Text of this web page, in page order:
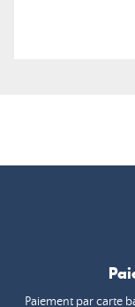
Paiement par carte